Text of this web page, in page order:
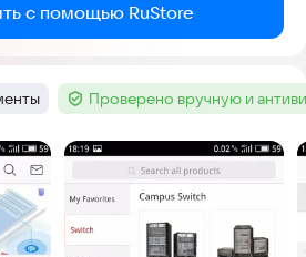
с помощью RuStore
Тег :Проверено вручную и